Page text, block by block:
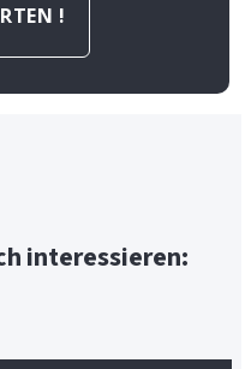
!
interessieren: